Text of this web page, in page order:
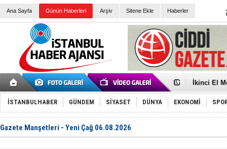
Ana Sayfa Günün Haberleri Arşiv Sitene Ekle Haberler
İkinci El
Guguk
Sneaker
Erkek
Tommy
Kayyum
İSTANBULHABER GÜNDEM SİYASET DÜNYA EKONOMİ
Gazete Manşetleri - Yeni Çağ 06.08.2026